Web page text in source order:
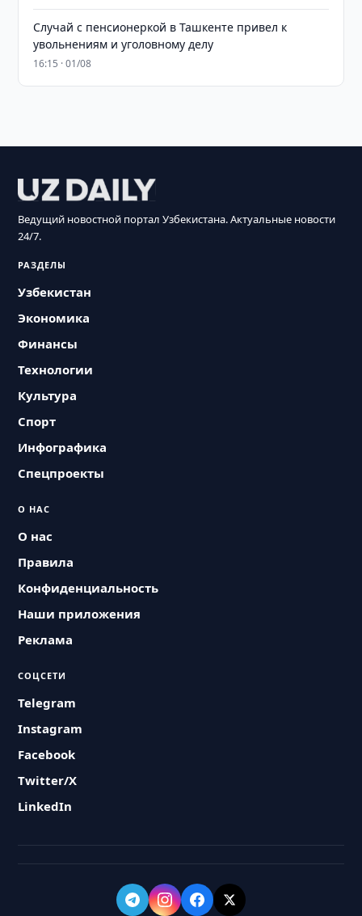
Случай с пенсионеркой в Ташкенте привел к
увольнениям и уголовному делу
16:15 · 01/08
Ведущий новостной портал Узбекистана. Актуальные новости
24/7.
РАЗДЕЛЫ
Узбекистан
Экономика
Финансы
Технологии
Культура
Спорт
Инфографика
Спецпроекты
О НАС
О нас
Правила
Конфиденциальность
Наши приложения
Реклама
СОЦСЕТИ
Telegram
Instagram
Facebook
Twitter/X
LinkedIn